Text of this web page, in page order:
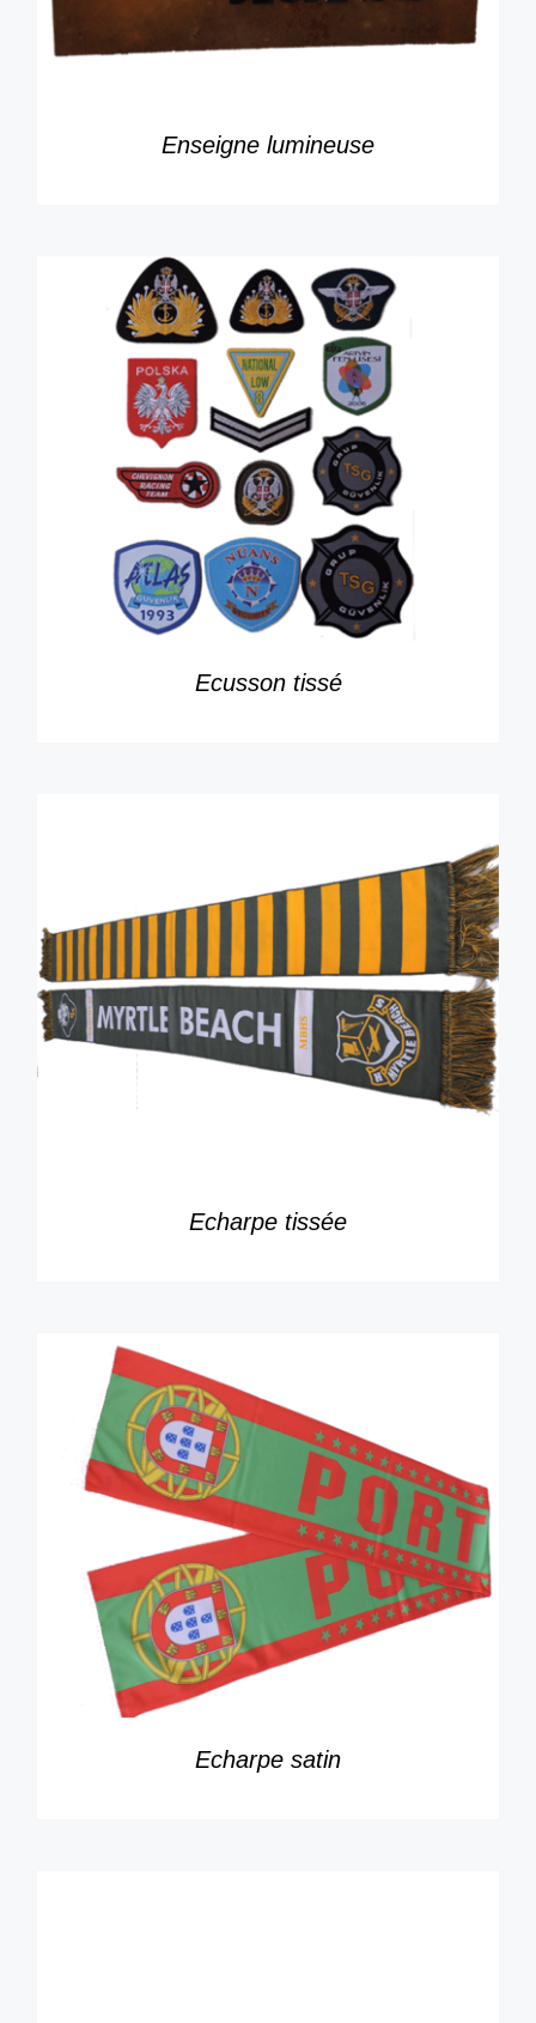
Enseigne lumineuse
DÉTAILS
Ecusson tissé
DÉTAILS
Echarpe tissée
DÉTAILS
Echarpe satin